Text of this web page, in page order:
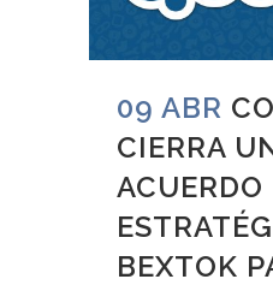
09 ABR
CIERRA
ACUERDO
BEXTOK